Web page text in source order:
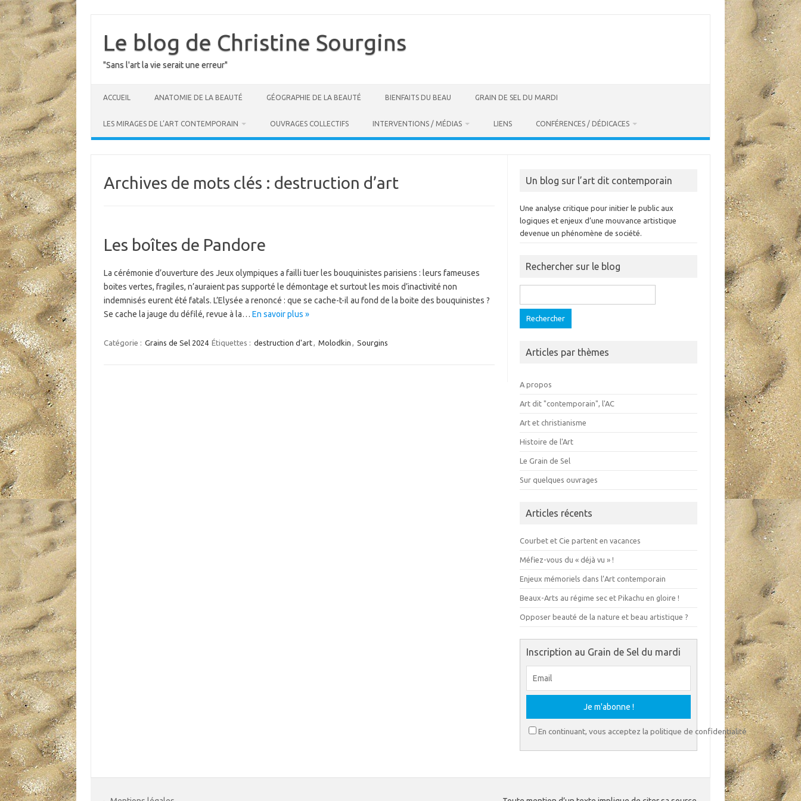
contentLe blog de Christine Sourgins
"Sans l'art la vie serait une erreur"
ACCUEIL ANATOMIE DE LA BEAUTÉ GÉOGRAPHIE DE LA BEAUTÉ BIENFAITS DU BEAU GRAIN DE SEL DU MARDI
LES MIRAGES DE L’ART CONTEMPORAIN OUVRAGES COLLECTIFS INTERVENTIONS / MÉDIAS LIENS CONFÉRENCES / DÉDICACES
Archives de mots clés : destruction d’art
Les boîtes de Pandore
La cérémonie d’ouverture des Jeux olympiques a failli tuer les bouquinistes parisiens : leurs fameuses
boites vertes, fragiles, n’auraient pas supporté le démontage et surtout les mois d’inactivité non
indemnisés eurent été fatals. L’Elysée a renoncé : que se cache-t-il au fond de la boite des bouquinistes ?
Se cache la jauge du défilé, revue à la… En savoir plus »
Catégorie : Grains de Sel 2024 Étiquettes : destruction d'art, Molodkin , Sourgins
Un blog sur l’art dit contemporain
Une analyse critique pour initier le public aux
logiques et enjeux d’une mouvance artistique
devenue un phénomène de société.
Rechercher sur le blog
Articles par thèmes
A propos
Art dit "contemporain", l'AC
Art et christianisme
Histoire de l'Art
Le Grain de Sel
Sur quelques ouvrages
Articles récents
Courbet et Cie partent en vacances
Méfiez-vous du « déjà vu » !
Enjeux mémoriels dans l’Art contemporain
Beaux-Arts au régime sec et Pikachu en gloire !
Opposer beauté de la nature et beau artistique ?
Inscription au Grain de Sel du mardi
En continuant, vous acceptez la politique de confidentialité